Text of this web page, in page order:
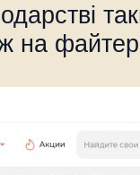
на файтер